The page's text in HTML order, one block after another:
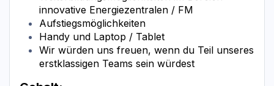
innovative Energiezentralen / FM
Aufstiegsmöglichkeiten
Handy und Laptop / Tablet
Wir würden uns freuen, wenn du Teil unseres
erstklassigen Teams sein würdest